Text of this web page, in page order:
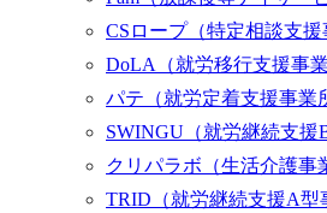
CSロープ（特定相談支援
DoLA
（就労移行支援事業
パテ （就労定着支援事業
SWINGU （就労継続支援
クリパラボ （生活介護事
TRID （就労継続支援A型